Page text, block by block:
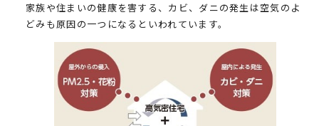
家族や住まいの健康を害する、カビ、ダニの発生は空気のよ
どみも原因の一つになるといわれています。